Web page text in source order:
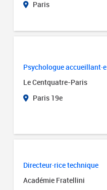
Paris
Psychologue accueillant·e
Le Centquatre-Paris
Paris 19e
Directeur·rice technique
Académie Fratellini